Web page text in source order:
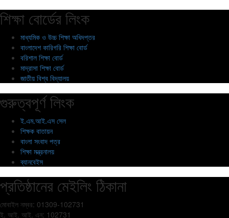
শিক্ষা বোর্ডের লিংক
মাধ্যমিক ও উচ্চ শিক্ষা অধিদপ্তর
বাংলাদেশ কারিগরি শিক্ষা বোর্ড
বরিশাল শিক্ষা বোর্ড
মাদ্রাসা শিক্ষা বোর্ড
জাতীয় বিশ্ব বিদ্যালয়
গুরুত্বপূর্ণ লিংক
ই.এম.আই.এস সেল
শিক্ষক বাতায়ন
বাংলা সংবাদ পত্র
শিক্ষা মন্ত্রনালয়
ব্যানবেইস
প্রতিষ্ঠানের মেইলিং ঠিকানা
মোবাইল নম্বর: 01309-102731
ই. আই. আই. এন: 102731